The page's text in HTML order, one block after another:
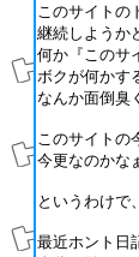
このサイトの
継続しようか
何か『このサ
ボクが何かす
なんか面倒臭
このサイトの
今更なのかな
というわけで
最近ホント日